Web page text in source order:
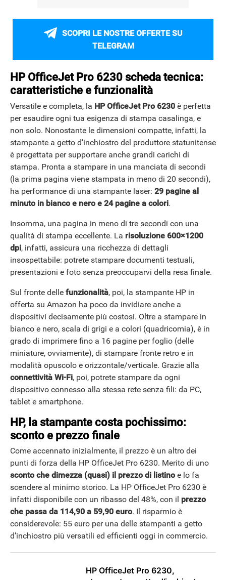
ANDROID
SCOPRI LE NOSTRE OFFERTE SU
TELEGRAM
HP OfficeJet Pro 6230 scheda tecnica:
caratteristiche e funzionalità
Versatile e completa, la HP OfficeJet Pro 6230 è perfetta
per esaudire ogni tua esigenza di stampa casalinga, e
non solo. Nonostante le dimensioni compatte, infatti, la
stampante a getto d’inchiostro del produttore statunitense
è progettata per supportare anche grandi carichi di
stampa. Pronta a stampare in una manciata di secondi
(la prima pagina viene stampata in meno di 20 secondi),
ha performance di una stampante laser: 29 pagine al
minuto in bianco e nero e 24 pagine a colori.
Insomma, una pagina in meno di tre secondi con una
qualità di stampa eccellente. La risoluzione 600×1200
dpi, infatti, assicura una ricchezza di dettagli
insospettabile: potrete stampare documenti testuali,
presentazioni e foto senza preoccuparvi della resa finale.
Sul fronte delle funzionalità, poi, la stampante HP in
offerta su Amazon ha poco da invidiare anche a
dispositivi decisamente più costosi. Oltre a stampare in
bianco e nero, scala di grigi e a colori (quadricomia), è in
grado di imprimere fino a 16 pagine per foglio (delle
miniature, ovviamente), di stampare fronte retro e in
modalità opuscolo e orizzontale/verticale. Grazie alla
connettività Wi-Fi, poi, potrete stampare da ogni
dispositivo connesso alla stessa rete senza fili: da PC,
tablet e smartphone.
HP, la stampante costa pochissimo:
sconto e prezzo finale
Come accennato inizialmente, il prezzo è un altro dei
punti di forza della HP OfficeJet Pro 6230. Merito di uno
sconto che dimezza (quasi) il prezzo di listinoe lo fa
scendere al minimo storico. La HP OfficeJet Pro 6230 è
infatti disponibile con un ribasso del 48%, con il prezzo
che passa da 114,90 a 59,90 euro. Il risparmio è
considerevole: 55 euro per una delle stampanti a getto
d’inchiostro più versatili ed efficienti oggi in commercio.
HP OfficeJet Pro 6230,